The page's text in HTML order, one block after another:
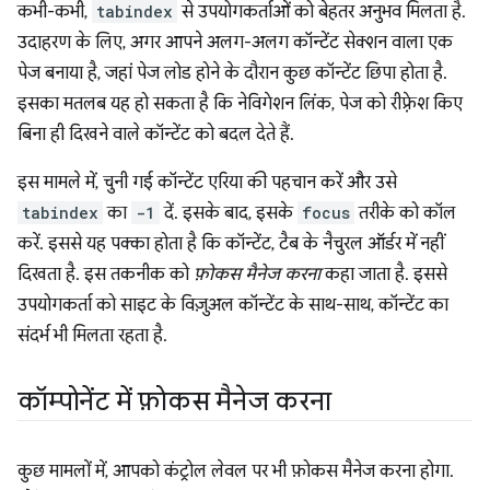
कभी-कभी, tabindex से उपयोगकर्ताओं को बेहतर अनुभव मिलता है.
उदाहरण के लिए, अगर आपने अलग-अलग कॉन्टेंट सेक्शन वाला एक
पेज बनाया है, जहां पेज लोड होने के दौरान कुछ कॉन्टेंट छिपा होता है.
इसका मतलब यह हो सकता है कि नेविगेशन लिंक, पेज को रीफ़्रेश किए
बिना ही दिखने वाले कॉन्टेंट को बदल देते हैं.
इस मामले में, चुनी गई कॉन्टेंट एरिया की पहचान करें और उसे
tabindex का -1 दें. इसके बाद, इसके focus तरीके को कॉल
करें. इससे यह पक्का होता है कि कॉन्टेंट, टैब के नैचुरल ऑर्डर में नहीं
दिखता है. इस तकनीक को फ़ोकस मैनेज करनाकहा जाता है. इससे
उपयोगकर्ता को साइट के विज़ुअल कॉन्टेंट के साथ-साथ, कॉन्टेंट का
संदर्भ भी मिलता रहता है.
कॉम्पोनेंट में फ़ोकस मैनेज करना
कुछ मामलों में, आपको कंट्रोल लेवल पर भी फ़ोकस मैनेज करना होगा.